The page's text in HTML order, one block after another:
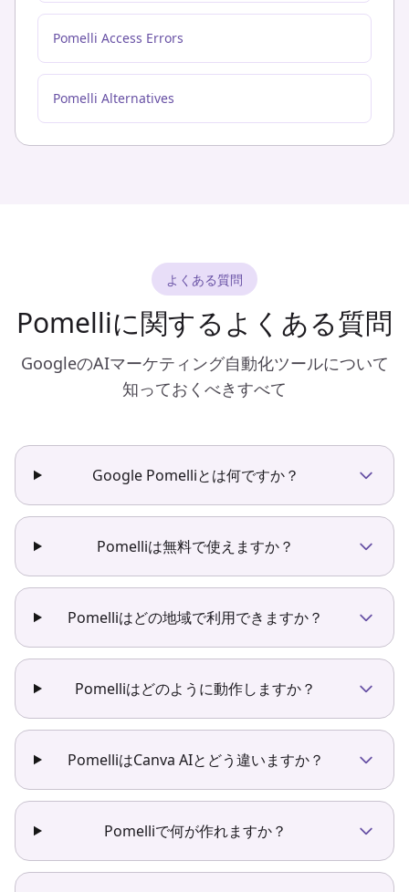
Pomelli Access Errors
Pomelli Alternatives
よくある質問
Pomelliに関するよくある質問
GoogleのAIマーケティング自動化ツールについて
知っておくべきすべて
Google Pomelliとは何ですか？
Pomelliは無料で使えますか？
Pomelliはどの地域で利用できますか？
Pomelliはどのように動作しますか？
PomelliはCanva AIとどう違いますか？
Pomelliで何が作れますか？